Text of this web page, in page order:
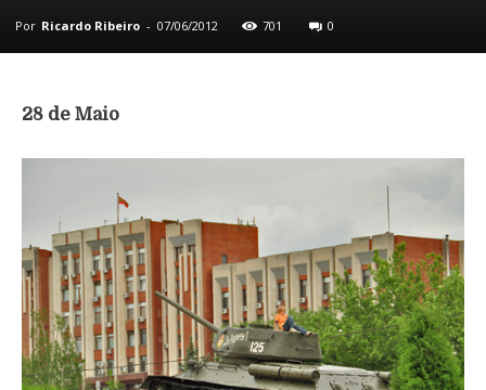
Por Ricardo Ribeiro - 07/06/2012 701 0
28 de Maio